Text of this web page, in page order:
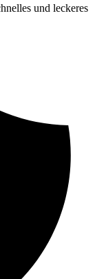
und leckeres